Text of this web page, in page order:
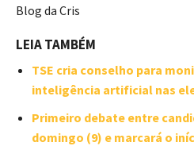
Blog da Cris
LEIA TAMBÉM
TSE cria conselho para
inteligência artificial nas
Primeiro debate entre
domingo (9) e marcará o